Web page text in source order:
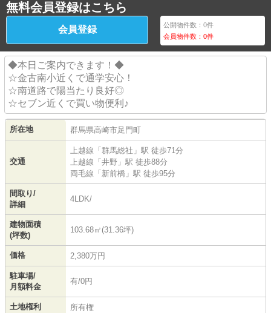
無料会員登録はこちら
会員登録 公開物件数：0件
会員物件数：0件
◆本日ご案内できます！◆
☆金古南小近くで通学安心！
☆南道路で陽当たり良好◎
☆セブン近くで買い物便利♪
所在地 群馬県高崎市足門町
交通
上越線 「 群馬総社 」駅 徒歩71分
上越線 「 井野 」駅 徒歩88分
両毛線 「 新前橋 」駅 徒歩95分
間取り/
詳細
4LDK/
建物面積
(坪数)
103.68㎡(31.36坪)
価格 2,380万円
駐車場/
月額料金
有/0円
土地権利 所有権